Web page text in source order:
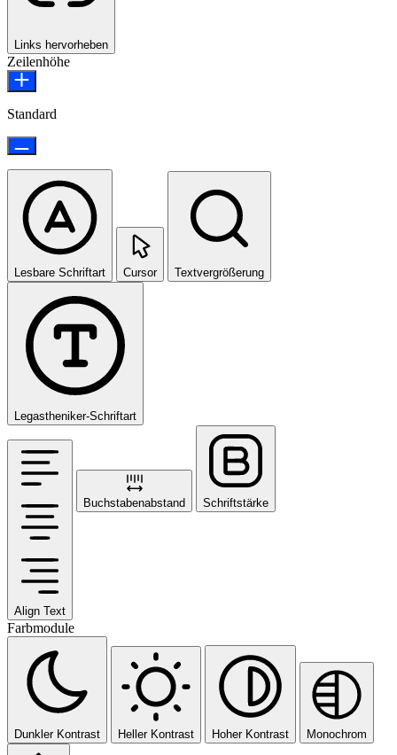
Links hervorheben
Zeilenhöhe
Standard
Lesbare Schriftart Cursor Textvergrößerung
Legastheniker-Schriftart
Align Text
Buchstabenabstand Schriftstärke
Farbmodule
Dunkler Kontrast Heller Kontrast Hoher Kontrast Monochrom